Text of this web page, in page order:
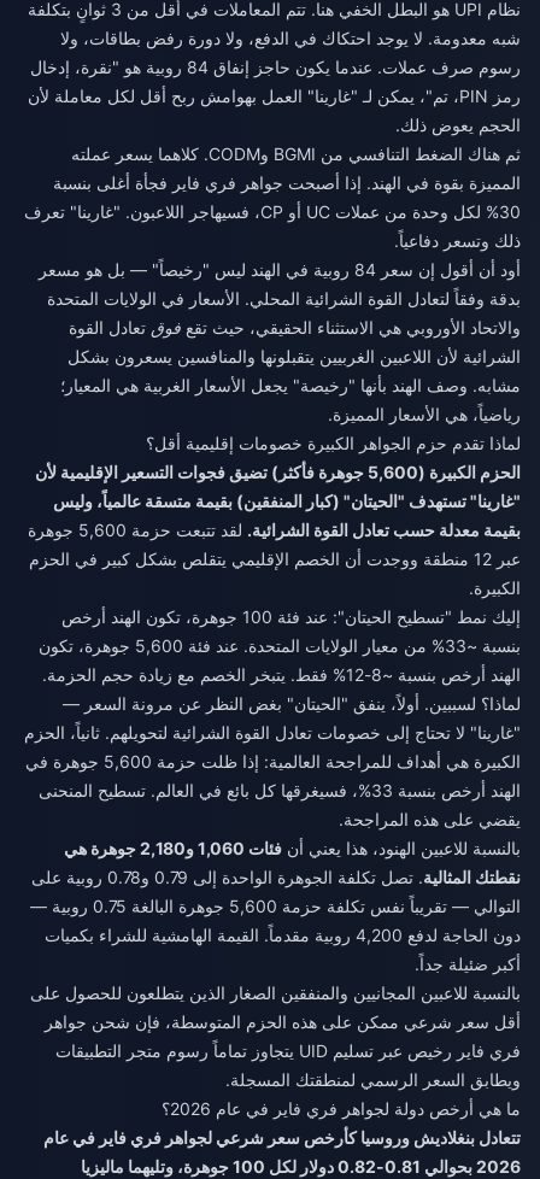
نظام UPI هو البطل الخفي هنا. تتم المعاملات في أقل من 3 ثوانٍ بتكلفة
شبه معدومة. لا يوجد احتكاك في الدفع، ولا دورة رفض بطاقات، ولا
رسوم صرف عملات. عندما يكون حاجز إنفاق 84 روبية هو "نقرة، إدخال
رمز PIN، تم"، يمكن لـ "غارينا" العمل بهوامش ربح أقل لكل معاملة لأن
الحجم يعوض ذلك.
ثم هناك الضغط التنافسي من BGMI وCODM. كلاهما يسعر عملته
المميزة بقوة في الهند. إذا أصبحت جواهر فري فاير فجأة أغلى بنسبة
30% لكل وحدة من عملات UC أو CP، فسيهاجر اللاعبون. "غارينا" تعرف
ذلك وتسعر دفاعياً.
أود أن أقول إن سعر 84 روبية في الهند ليس "رخيصاً" — بل هو مسعر
بدقة وفقاً لتعادل القوة الشرائية المحلي. الأسعار في الولايات المتحدة
والاتحاد الأوروبي هي الاستثناء الحقيقي، حيث تقع فوق تعادل القوة
الشرائية لأن اللاعبين الغربيين يتقبلونها والمنافسين يسعرون بشكل
مشابه. وصف الهند بأنها "رخيصة" يجعل الأسعار الغربية هي المعيار؛
رياضياً، هي الأسعار المميزة.
لماذا تقدم حزم الجواهر الكبيرة خصومات إقليمية أقل؟
الحزم الكبيرة (5,600 جوهرة فأكثر) تضيق فجوات التسعير الإقليمية لأن
"غارينا" تستهدف "الحيتان" (كبار المنفقين) بقيمة متسقة عالمياً، وليس
بقيمة معدلة حسب تعادل القوة الشرائية.
لقد تتبعت حزمة 5,600 جوهرة
عبر 12 منطقة ووجدت أن الخصم الإقليمي يتقلص بشكل كبير في الحزم
الكبيرة.
إليك نمط "تسطيح الحيتان": عند فئة 100 جوهرة، تكون الهند أرخص
بنسبة ~33% من معيار الولايات المتحدة. عند فئة 5,600 جوهرة، تكون
الهند أرخص بنسبة ~8-12% فقط. يتبخر الخصم مع زيادة حجم الحزمة.
لماذا؟ لسببين. أولاً، ينفق "الحيتان" بغض النظر عن مرونة السعر —
"غارينا" لا تحتاج إلى خصومات تعادل القوة الشرائية لتحويلهم. ثانياً، الحزم
الكبيرة هي أهداف للمراجحة العالمية: إذا ظلت حزمة 5,600 جوهرة في
الهند أرخص بنسبة 33%، فسيغرقها كل بائع في العالم. تسطيح المنحنى
يقضي على هذه المراجحة.
بالنسبة للاعبين الهنود، هذا يعني أن
فئات 1,060 و2,180 جوهرة هي
نقطتك المثالية
. تصل تكلفة الجوهرة الواحدة إلى 0.79 و0.78 روبية على
التوالي — تقريباً نفس تكلفة حزمة 5,600 جوهرة البالغة 0.75 روبية —
دون الحاجة لدفع 4,200 روبية مقدماً. القيمة الهامشية للشراء بكميات
أكبر ضئيلة جداً.
بالنسبة للاعبين المجانيين والمنفقين الصغار الذين يتطلعون للحصول على
أقل سعر شرعي ممكن على هذه الحزم المتوسطة، فإن شحن جواهر
فري فاير رخيص
عبر تسليم UID يتجاوز تماماً رسوم متجر التطبيقات
ويطابق السعر الرسمي لمنطقتك المسجلة.
ما هي أرخص دولة لجواهر فري فاير في عام 2026؟
تتعادل بنغلاديش وروسيا كأرخص سعر شرعي لجواهر فري فاير في عام
2026 بحوالي 0.81-0.82 دولار لكل 100 جوهرة، وتليهما ماليزيا